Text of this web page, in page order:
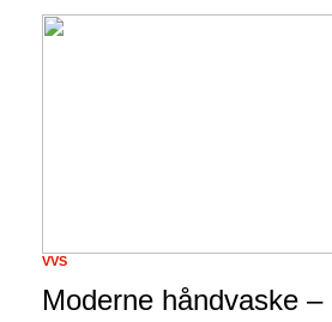
Moderne håndvaske
VVS